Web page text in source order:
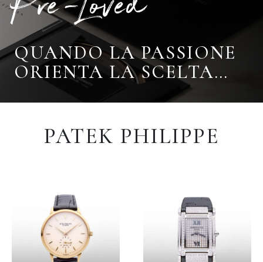
QUANDO LA PASSIONE
ORIENTA LA SCELTA…
PATEK PHILIPPE